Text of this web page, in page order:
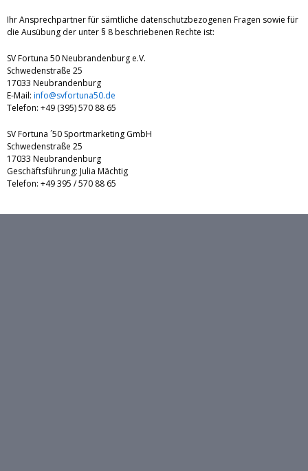
Ihr Ansprechpartner für sämtliche datenschutzbezogenen Fragen sowie für
die Ausübung der unter § 8 beschriebenen Rechte ist:
SV Fortuna 50 Neubrandenburg e.V.
Schwedenstraße 25
17033 Neubrandenburg
E-Mail: info@svfortuna50.de
Telefon: +49 (395) 570 88 65
SV Fortuna ´50 Sportmarketing GmbH
Schwedenstraße 25
17033 Neubrandenburg
Geschäftsführung: Julia Mächtig
Telefon: +49 395 / 570 88 65